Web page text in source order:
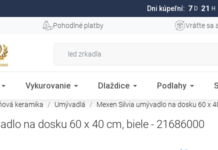
Dni kúpeľní: 7 D 21 H
Pohodlné platby Vráťte sa
Vykurovanie Dlaždice Podlahy
keramika Umývadlá Mexen Silvia umývadlo na dosku 60 x
na dosku 60 x 40 cm, biele - 21686000